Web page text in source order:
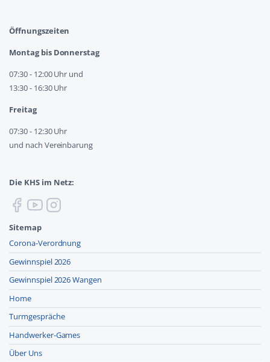
Öffnungszeiten
Montag bis Donnerstag
07:30 - 12:00 Uhr und
13:30 - 16:30 Uhr
Freitag
07:30 - 12:30 Uhr
und nach Vereinbarung
Die KHS im Netz:
Sitemap
Corona-Verordnung
Gewinnspiel 2026
Gewinnspiel 2026 Wangen
Home
Turmgespräche
Handwerker-Games
Über Uns